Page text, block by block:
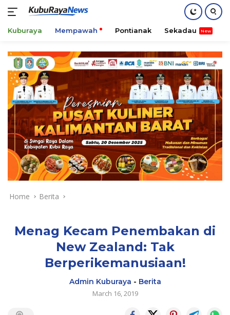
content
Kuburaya Mempawah Pontianak Sekadau
Home Berita
Menag Kecam Penembakan di
New Zealand: Tak
Berperikemanusiaan!
Admin Kuburaya - Berita
March 16, 2019